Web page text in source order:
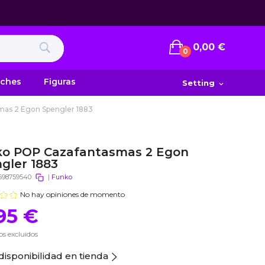
0 0,00 €
Figuras Setting expand_more
2 Egon Spengler 1883
POP Cazafantasmas 2 Egon
1883
| Funko
No hay opiniones de momento
€
excluidos
en tienda